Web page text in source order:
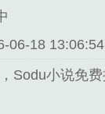
06-18 13:06:54
Sodu小说免